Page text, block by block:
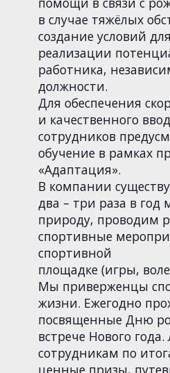
в случае тяжёлых
создание условий
реализации
работника,
должности.
Для обеспечения
и качественного
сотрудников
обучение в рамках
«Адаптация».
В компании
два – три раза в
природу, проводим
спортивные
спортивной
площадке (игры,
Мы приверженцы
жизни. Ежегодно
посвященные Дню
встрече Нового
сотрудникам по